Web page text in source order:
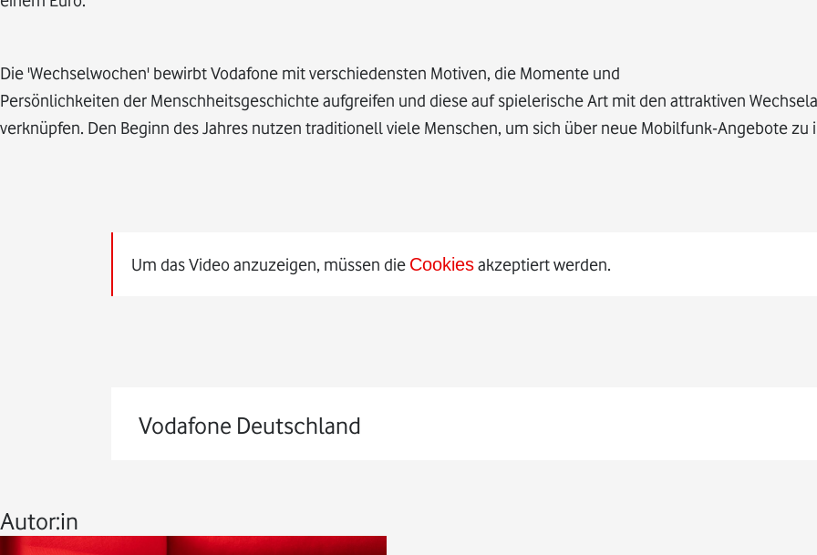
Die 'Wechselwochen' bewirbt Vodafone mit verschiedensten Motiven, die Momente und
Persönlichkeiten der Menschheitsgeschichte aufgreifen und diese auf spielerische Art mit den attraktiven
verknüpfen. Den Beginn des Jahres nutzen traditionell viele Menschen, um sich über neue Mobilfunk-Angebote zu
Um das Video anzuzeigen, müssen die Cookiesakzeptiert werden.
Vodafone Deutschland
Autor:in